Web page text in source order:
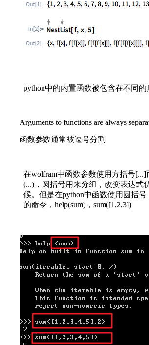
python中的内置函数被包含在不同的
Arguments to functions are always
函数参数通常被逗号分割
在wolfram中函数参数使用方括号[...]
(...)，圆括号用来分组，改变表达式
候。但是在python中函数使用圆括号
的命令，help(sum)，sum([1,2,3])